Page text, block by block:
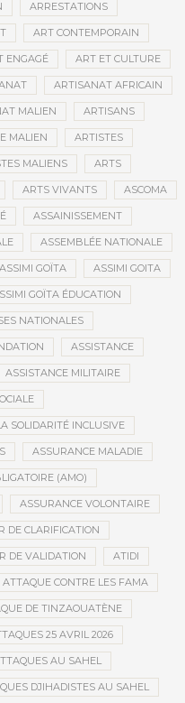
ARRESTATIONS
ART CONTEMPORAIN
ENGAGÉ ART ET CULTURE
ARTISANAT AFRICAIN
MALIEN ARTISANS
MALIEN ARTISTES
MALIENS ARTS
ARTS VIVANTS ASCOMA
ASSAINISSEMENT
ASSEMBLÉE NATIONALE
ASSIMI GOÏTA ASSIMI GOITA
GOÏTA ÉDUCATION
NATIONALES
ASSISTANCE
ASSISTANCE MILITAIRE
SOLIDARITÉ INCLUSIVE
ASSURANCE MALADIE
(AMO)
ASSURANCE VOLONTAIRE
DE CLARIFICATION
DE VALIDATION ATIDI
ATTAQUE CONTRE LES FAMA
DE TINZAOUATÈNE
25 AVRIL 2026
AU SAHEL
DJIHADISTES AU SAHEL